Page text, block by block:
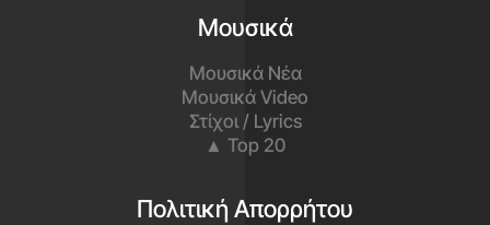
Μουσικά
Μουσικά Νέα
Μουσικά Video
Στίχοι / Lyrics
▲ Top 20
Πολιτική Απορρήτου